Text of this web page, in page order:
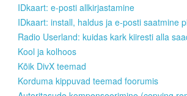
IDkaart: e-posti allkirjastamine
IDkaart: install, haldus ja e-posti saatmine
Radio Userland: kuidas kark kiiresti alla
Kool ja kolhoos
Kõik DivX teemad
Korduma kippuvad teemad foorumis